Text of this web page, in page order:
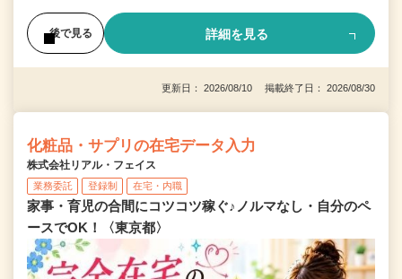
後で見る 詳細を見る
更新日： 2026/08/10 掲載終了日： 2026/08/30
化粧品・サプリの在宅データ入力
株式会社リアル・フェイス
業務委託 登録制 在宅・内職
家事・育児の合間にコツコツ稼ぐ♪ノルマなし・自分のペ
ースでOK！〈東京都〉